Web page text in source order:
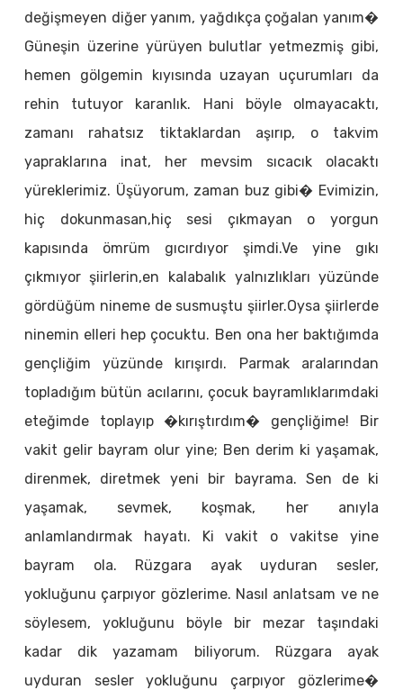
değişmeyen diğer yanım, yağdıkça çoğalan yanım�
Güneşin üzerine yürüyen bulutlar yetmezmiş gibi,
hemen gölgemin kıyısında uzayan uçurumları da
rehin tutuyor karanlık. Hani böyle olmayacaktı,
zamanı rahatsız tiktaklardan aşırıp, o takvim
yapraklarına inat, her mevsim sıcacık olacaktı
yüreklerimiz. Üşüyorum, zaman buz gibi� Evimizin,
hiç dokunmasan,hiç sesi çıkmayan o yorgun
kapısında ömrüm gıcırdıyor şimdi.Ve yine gıkı
çıkmıyor şiirlerin,en kalabalık yalnızlıkları yüzünde
gördüğüm nineme de susmuştu şiirler.Oysa şiirlerde
ninemin elleri hep çocuktu. Ben ona her baktığımda
gençliğim yüzünde kırışırdı. Parmak aralarından
topladığım bütün acılarını, çocuk bayramlıklarımdaki
eteğimde toplayıp �kırıştırdım� gençliğime! Bir
vakit gelir bayram olur yine; Ben derim ki yaşamak,
direnmek, diretmek yeni bir bayrama. Sen de ki
yaşamak, sevmek, koşmak, her anıyla
anlamlandırmak hayatı. Ki vakit o vakitse yine
bayram ola. Rüzgara ayak uyduran sesler,
yokluğunu çarpıyor gözlerime. Nasıl anlatsam ve ne
söylesem, yokluğunu böyle bir mezar taşındaki
kadar dik yazamam biliyorum. Rüzgara ayak
uyduran sesler yokluğunu çarpıyor gözlerime�